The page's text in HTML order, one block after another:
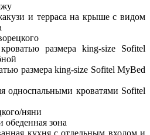
и терраса на крыше с видом
размера king-size Sofitel
размера king-size Sofitel MyBed
односпальными кроватями Sofitel
няни
обеденная зона
кухня с отдельным входом и